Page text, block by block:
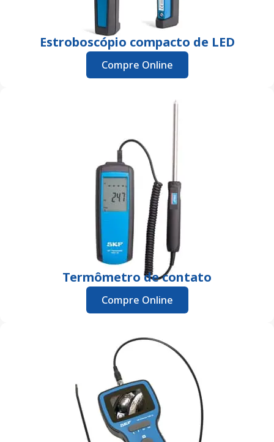
Estroboscópio compacto de LED
Compre Online
Termômetro de contato
Compre Online